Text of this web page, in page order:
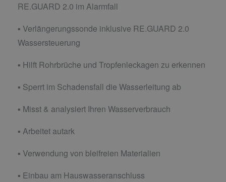
RE.GUARD 2.0 im Alarmfall
▪ Verlängerungssonde inklusive RE.GUARD 2.0
Wassersteuerung
▪ Hilft Rohrbrüche und Tropfenleckagen zu erkennen
▪ Sperrt im Schadensfall die Wasserleitung ab
▪ Misst & analysiert Ihren Wasserverbrauch
▪ Arbeitet autark
▪ Verwendung von bleifreien Materialien
▪ Einbau am Hauswasseranschluss